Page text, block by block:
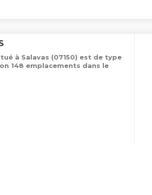
à Salavas (07150) est de type
148 emplacements dans le